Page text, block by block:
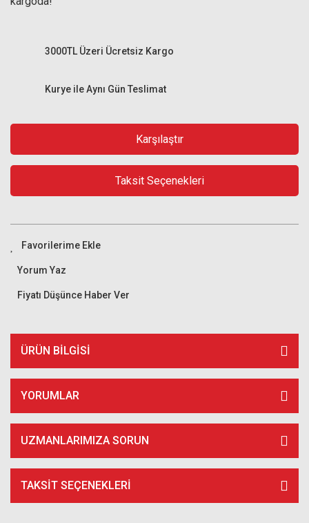
Kurye ile Aynı Gün Teslimat
3000TL Üzeri Ücretsiz Kargo
Karşılaştır
Taksit Seçenekleri
Yorum Yaz
Fiyatı Düşünce Haber Ver
ÜRÜN BILGISI
YORUMLAR
UZMANLARIMIZA SORUN
TAKSIT SEÇENEKLERI